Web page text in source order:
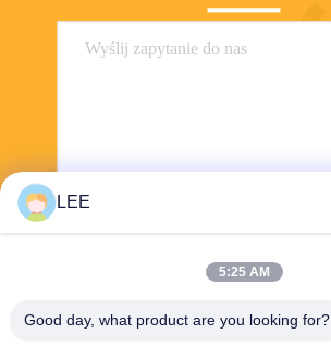
LEE
5:25 AM
Good day, what product are you looking for?